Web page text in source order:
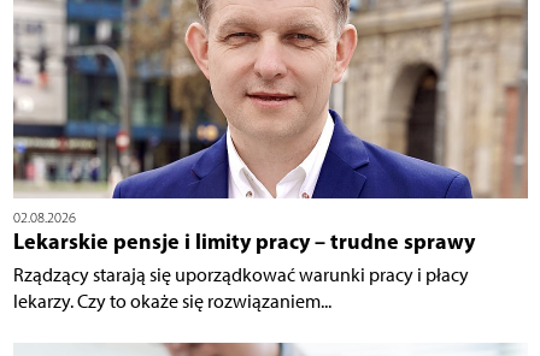
02.08.2026
Lekarskie pensje i limity pracy – trudne sprawy
Rządzący starają się uporządkować warunki pracy i płacy
lekarzy. Czy to okaże się rozwiązaniem...